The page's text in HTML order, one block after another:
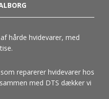
hårde hvidevarer, med
reparerer hvidevarer hos
med DTS dækker vi